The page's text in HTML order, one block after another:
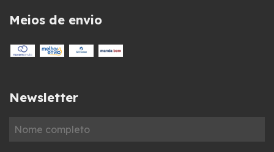
Meios de envio
Newsletter